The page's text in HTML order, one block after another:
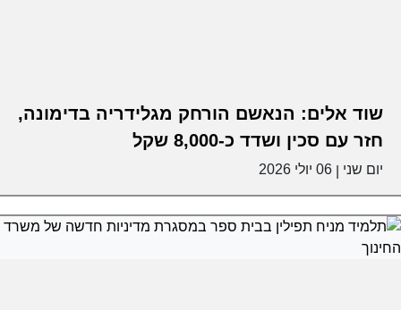
שוד אלים: הנאשם הורחק מגלידריה בדימונה,
חזר עם סכין ושדד כ-8,000 שקל
יום שני 06 יולי 2026